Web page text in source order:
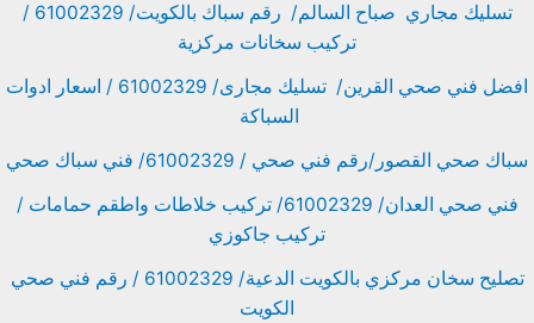
تسليك مجاري صباح السالم/ رقم سباك بالكويت/ 61002329 /
تركيب سخانات مركزية
افضل فني صحي القرين/ تسليك مجارى/ 61002329 / اسعار ادوات
السباكة
سباك صحي القصور/رقم فني صحي / 61002329/ فني سباك صحي
فني صحي العدان/ 61002329/ تركيب خلاطات واطقم حمامات /
تركيب جاكوزي
تصليح سخان مركزي بالكويت الدعية/ 61002329 / رقم فني صحي
الكويت